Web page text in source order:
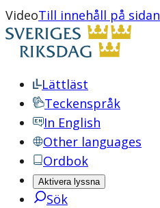
VideoTill innehåll på sidan
Lättläst
Teckenspråk
In English
Other languages
Ordbok
Aktivera lyssna
Sök